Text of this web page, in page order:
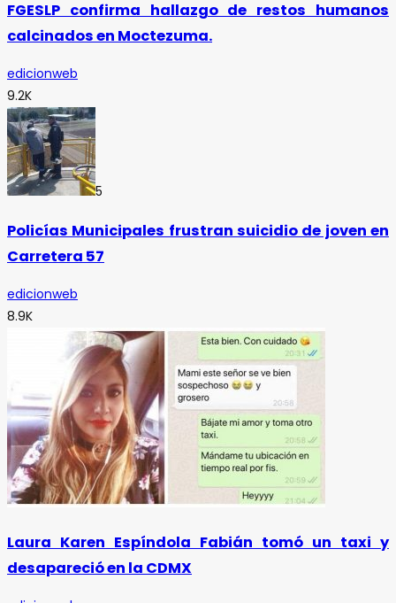
FGESLP confirma hallazgo de restos humanos
calcinados en Moctezuma.
edicionweb
9.2K
5
Policías Municipales frustran suicidio de joven en
Carretera 57
edicionweb
8.9K
Laura Karen Espíndola Fabián tomó un taxi y
desapareció en la CDMX